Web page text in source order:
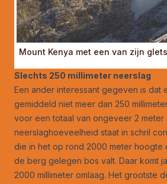
Mount Kenya met een van zijn
Slechts 250 millimeter neerslag
Een ander interessant gegeven is dat
gemiddeld niet meer dan 250
voor een totaal van ongeveer 2 meter
neerslaghoeveelheid staat in schril
die in het op rond 2000 meter hoogte
de berg gelegen bos valt. Daar komt
2000 millimeter omlaag. Het grootste